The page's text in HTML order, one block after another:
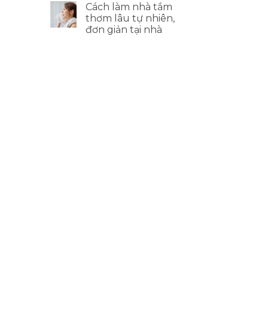
Cách làm nhà tắm
thơm lâu tự nhiên,
đơn giản tại nhà